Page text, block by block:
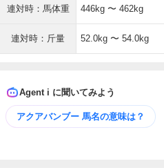
連対時：馬体重 446kg 〜 462kg
連対時：斤量 52.0kg 〜 54.0kg
Agent i に聞いてみよう
アクアバンブー 馬名の意味は？